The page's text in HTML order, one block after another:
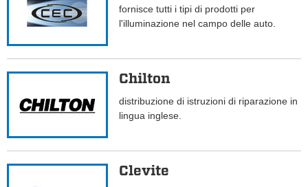
fornisce tutti i tipi di prodotti per
l'illuminazione nel campo delle auto.
Chilton
distribuzione di istruzioni di riparazione in
lingua inglese.
Clevite